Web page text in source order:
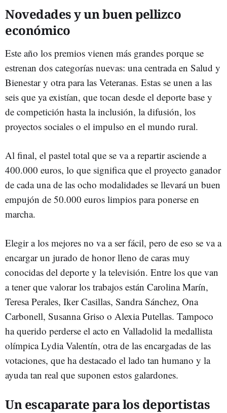
Novedades y un buen pellizco
económico
Este año los premios vienen más grandes porque se
estrenan dos categorías nuevas: una centrada en Salud y
Bienestar y otra para las Veteranas. Estas se unen a las
seis que ya existían, que tocan desde el deporte base y
de competición hasta la inclusión, la difusión, los
proyectos sociales o el impulso en el mundo rural.
Al final, el pastel total que se va a repartir asciende a
400.000 euros, lo que significa que el proyecto ganador
de cada una de las ocho modalidades se llevará un buen
empujón de 50.000 euros limpios para ponerse en
marcha.
Elegir a los mejores no va a ser fácil, pero de eso se va a
encargar un jurado de honor lleno de caras muy
conocidas del deporte y la televisión. Entre los que van
a tener que valorar los trabajos están Carolina Marín,
Teresa Perales, Iker Casillas, Sandra Sánchez, Ona
Carbonell, Susanna Griso o Alexia Putellas. Tampoco
ha querido perderse el acto en Valladolid la medallista
olímpica Lydia Valentín, otra de las encargadas de las
votaciones, que ha destacado el lado tan humano y la
ayuda tan real que suponen estos galardones.
Un escaparate para los deportistas